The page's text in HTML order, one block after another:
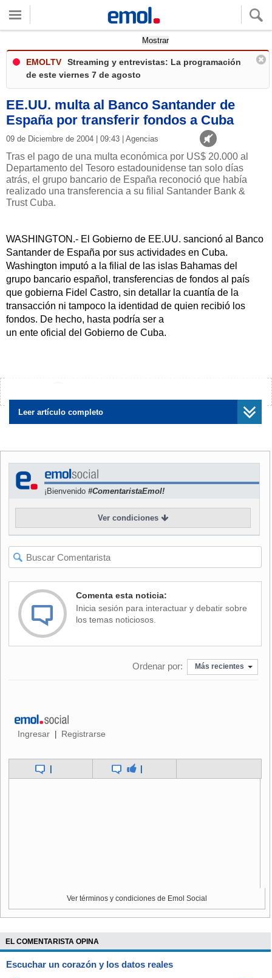
Mostrar
EMOLTV
Streaming y entrevistas: La programación
de este viernes 7 de agosto
EE.UU. multa al Banco Santander de
España por transferir fondos a Cuba
09 de Diciembre de 2004 | 09:43 | Agencias
Tras el pago de una multa económica por US$ 20.000 al
Departamento del Tesoro estadounidense tan solo días
atrás, el grupo bancario de España reconoció que había
realizado una transferencia a su filial Santander Bank &
Trust Cuba.
WASHINGTON.- El Gobierno de EE.UU. sancionó al Banco
Santander de España por sus actividades en Cuba.
Washington imputó a la filial de las islas Bahamas del
grupo bancario español, transferencias de fondos al país
que gobierna Fidel Castro, sin detallar la cuantía de la
transacción ni tampoco la identidad de quien recibió los
fondos. De hecho, hasta podría ser a
un ente oficial del Gobierno de Cuba.
Continúe leyendo esta noticia
Leer artículo completo
¡Bienvenido #ComentaristaEmol!
Ver condiciones
Comenta esta noticia:
Inicia sesión para interactuar y debatir sobre
los temas noticiosos.
Ordenar por: Más recientes
Ingresar Registrarse
Ver términos y condiciones de Emol Social
EL COMENTARISTA OPINA
Escuchar un corazón y los datos reales